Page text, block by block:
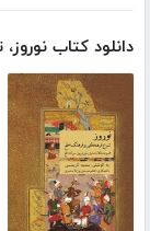
دانلود کتاب